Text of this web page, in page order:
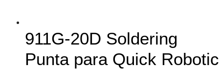
911G-20D Soldering
Punta para Quick Robotic